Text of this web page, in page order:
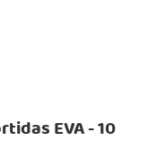
EVA - 10